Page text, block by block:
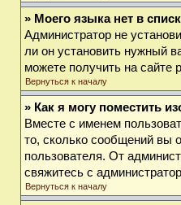
» Моего языка нет в
Администратор не
ли он установить нужный
можете получить на сайте
Вернуться к началу
» Как я могу поместить
Вместе с именем
то, сколько сообщений вы
пользователя. От
свяжитесь с
Вернуться к началу